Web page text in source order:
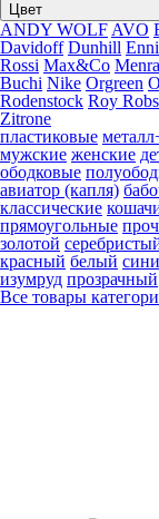
Цвет
ANDY WOLF AVO
Davidoff Dunhill
Rossi Max&Co
Buchi Nike Orgreen
Rodenstock Roy
Zitrone
пластиковые
мужские женские
ободковые
авиатор (капля)
классические
прямоугольные
золотой
красный белый
изумруд прозрачный
Все товары